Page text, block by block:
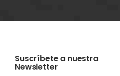
Suscríbete a nuestra
Newsletter